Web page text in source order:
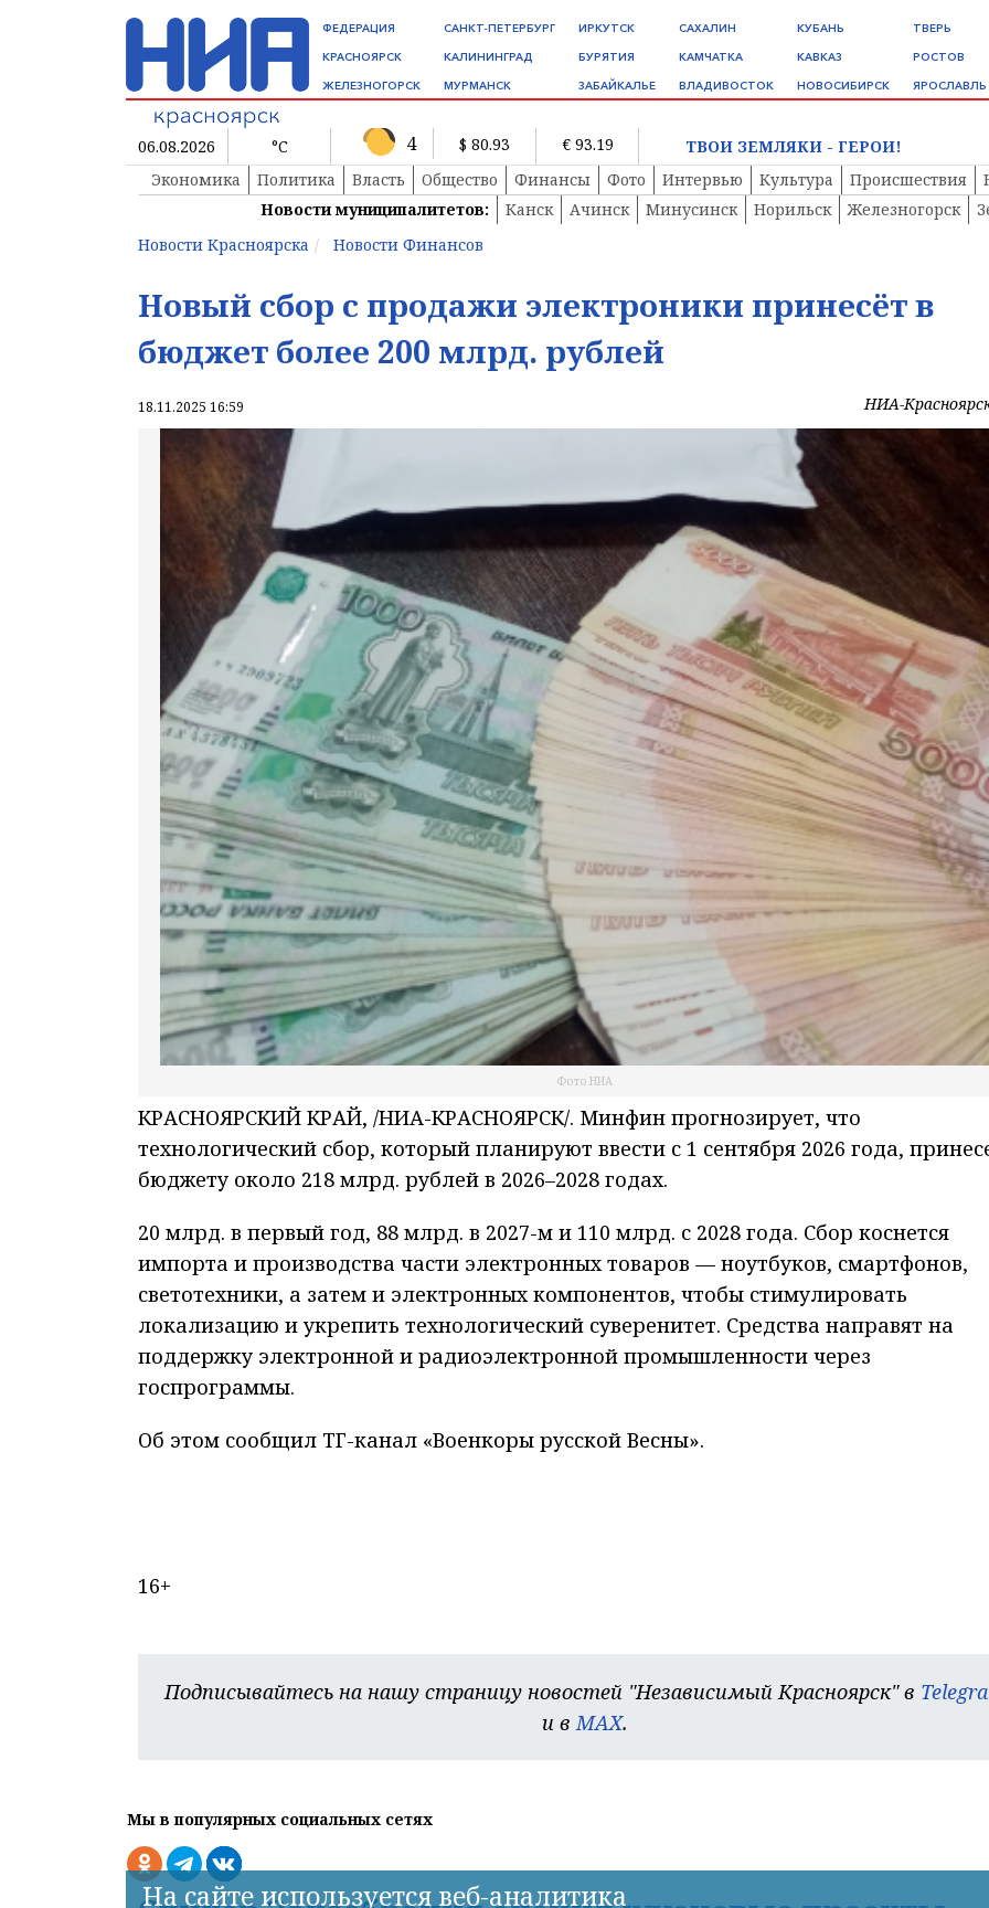
ФЕДЕРАЦИЯ
КРАСНОЯРСК
ЖЕЛЕЗНОГОРСК
САНКТ-ПЕТЕРБУРГ
КАЛИНИНГРАД
МУРМАНСК
ИРКУТСК
БУРЯТИЯ
ЗАБАЙКАЛЬЕ
САХАЛИН
КАМЧАТКА
ВЛАДИВОСТОК
КУБАНЬ
КАВКАЗ
НОВОСИБИРСК
ТВЕРЬ
РОСТОВ
ЯРОСЛАВЛЬ
06.08.2026 °C 4 $ 80.93 € 93.19
ТВОИ ЗЕМЛЯКИ - ГЕРОИ!
Экономика
Политика Власть Общество Финансы Фото Интервью Культура Происшествия
Новости муниципалитетов:
Канск Ачинск Минусинск Норильск Железногорск
Новости Красноярска
Новости Финансов
Новый сбор с продажи электроники принесёт в
бюджет более 200 млрд. рублей
18.11.2025 16:59 НИА-
Фото НИА
КРАСНОЯРСКИЙ КРАЙ, /НИА-КРАСНОЯРСК/. Минфин прогнозирует, что
технологический сбор, который планируют ввести с 1 сентября 2026 года,
бюджету около 218 млрд. рублей в 2026–2028 годах.
20 млрд. в первый год, 88 млрд. в 2027-м и 110 млрд. с 2028 года. Сбор коснется
импорта и производства части электронных товаров — ноутбуков, смартфонов,
светотехники, а затем и электронных компонентов, чтобы стимулировать
локализацию и укрепить технологический суверенитет. Средства направят на
поддержку электронной и радиоэлектронной промышленности через
госпрограммы.
Об этом сообщил ТГ-канал «Военкоры русской Весны».
16+
Подписывайтесь на нашу страницу новостей "Независимый Красноярск" в
и вMAX.
Мы в популярных социальных сетях
На сайте используется веб-аналитика